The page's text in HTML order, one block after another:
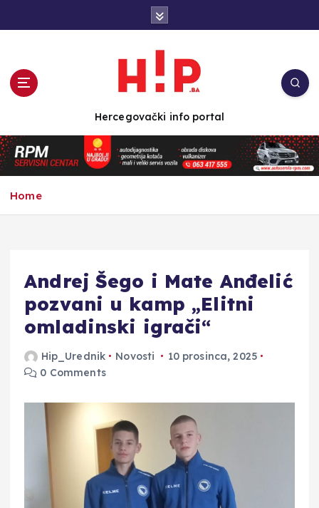
n
t
e
Hercegovački info portal
Home
Andrej Šego i Mate Anđelić
pozvani u kamp „Elitni
omladinski igrači“
Hip_Urednik Novosti
10 prosinca, 2025
0 Comments